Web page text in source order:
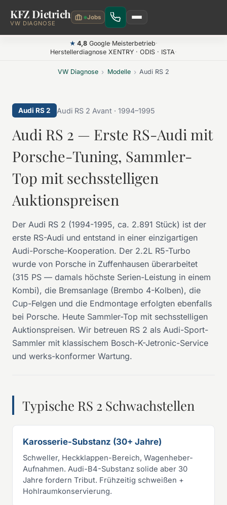
Zum Hauptinhalt springen
KFZ Dietrich
VW DIAGNOSE
★ 4,8Google·Meisterbetrieb·
Herstellerdiagnose XENTRY · ODIS · ISTA·
VW Diagnose › Modelle › Audi RS 2
Audi RS 2 Audi RS 2 Avant · 1994–1995
Audi RS 2 — Erste RS-Audi mit
Porsche-Tuning, Sammler-
Top mit sechsstelligen
Auktionspreisen
Der Audi RS 2 (1994-1995, ca. 2.891 Stück) ist der
erste RS-Audi und entstand in einer einzigartigen
Audi-Porsche-Kooperation. Der 2.2L R5-Turbo
wurde von Porsche in Zuffenhausen überarbeitet
(315 PS — damals höchste Serien-Leistung in einem
Kombi), die Bremsanlage (Brembo 4-Kolben), die
Cup-Felgen und die Endmontage erfolgten ebenfalls
bei Porsche. Heute Sammler-Top mit sechsstelligen
Auktionspreisen. Wir betreuen RS 2 als Audi-Sport-
Sammler mit klassischem Bosch-K-Jetronic-Service
und werks-konformer Wartung.
Typische RS 2 Schwachstellen
Karosserie-Substanz (30+ Jahre)
Schweller, Heckklappen-Bereich, Wagenheber-
Aufnahmen. Audi-B4-Substanz solide aber 30
Jahre fordern Tribut. Frühzeitig schweißen +
Hohlraumkonservierung.